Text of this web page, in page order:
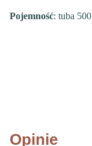
Pojemność: tuba
Opinie